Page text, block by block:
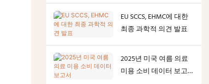
EU SCCS, EHMC에 대한
최종 과학적 의견 발표
2025년 미국 여름 의료
미용 소비 데이터 보고